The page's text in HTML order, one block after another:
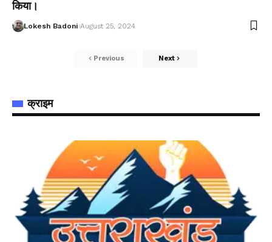
किया।
Lokesh Badoni August 25, 2024
Previous Next
क्राइम